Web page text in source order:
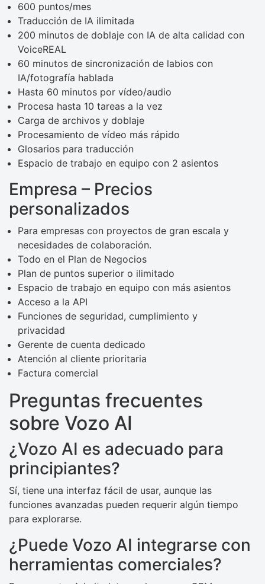
600 puntos/mes
Traducción de IA ilimitada
200 minutos de doblaje con IA de alta calidad con
VoiceREAL
60 minutos de sincronización de labios con
IA/fotografía hablada
Hasta 60 minutos por vídeo/audio
Procesa hasta 10 tareas a la vez
Carga de archivos y doblaje
Procesamiento de vídeo más rápido
Glosarios para traducción
Espacio de trabajo en equipo con 2 asientos
Empresa – Precios
personalizados
Para empresas con proyectos de gran escala y
necesidades de colaboración.
Todo en el Plan de Negocios
Plan de puntos superior o ilimitado
Espacio de trabajo en equipo con más asientos
Acceso a la API
Funciones de seguridad, cumplimiento y
privacidad
Gerente de cuenta dedicado
Atención al cliente prioritaria
Factura comercial
Preguntas frecuentes
sobre Vozo AI
¿Vozo AI es adecuado para
principiantes?
Sí, tiene una interfaz fácil de usar, aunque las
funciones avanzadas pueden requerir algún tiempo
para explorarse.
¿Puede Vozo AI integrarse con
herramientas comerciales?